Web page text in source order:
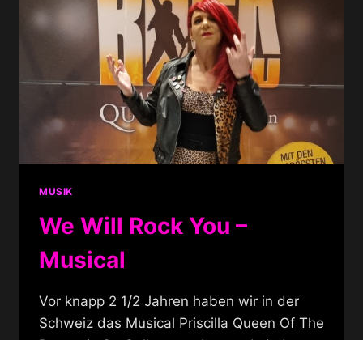
MUSIK
We Will Rock You –
Musical
Vor knapp 2 1/2 Jahren haben wir in der
Schweiz das Musical Priscilla Queen Of The